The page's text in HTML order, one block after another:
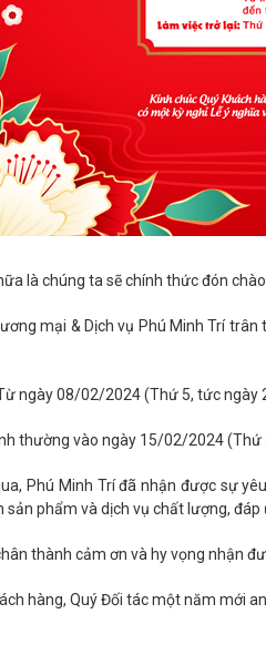
là chúng ta sẽ chính thức đón
mại & Dịch vụ Phú Minh Trí
ngày 08/02/2024 (Thứ 5, tức
thường vào ngày 15/02/2024 (Thứ
Phú Minh Trí đã nhận được sự
sản phẩm và dịch vụ chất lượng, đáp
thành cảm ơn và hy vọng nhận
hàng, Quý Đối tác một năm mới